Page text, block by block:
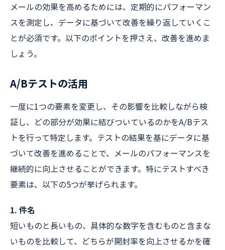
メールの効果を高めるためには、定期的にパフォーマン
スを測定し、データに基づいて改善を繰り返していくこ
とが必須です。以下のポイントを押さえ、改善を進めま
しょう。
A/Bテストの活用
一度に1つの要素を変更し、その影響を比較しながら検
証し、どの部分が効果に結びついているのかをA/Bテス
トを行って特定します。テストの結果を基にデータに基
づいて改善を進めることで、メールのパフォーマンスを
継続的に向上させることができます。特にテストすべき
要素は、以下の5つが挙げられます。
1. 件名
短いものと長いもの、具体的な数字を含むものと含まな
いものを比較して、どちらが開封率を向上させるかを確